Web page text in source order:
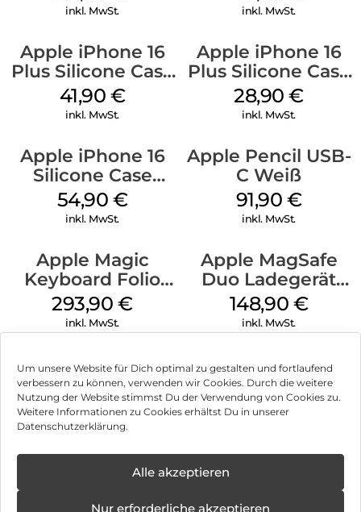
Um unsere Website für Dich optimal zu gestalten und fortlaufend
verbessern zu können, verwenden wir Cookies. Durch die weitere
Nutzung der Website stimmst Du der Verwendung von Cookies zu.
Weitere Informationen zu Cookies erhältst Du in unserer
Datenschutzerklärung.
Alle akzeptieren
Nur erforderliche akzeptieren
inkl. MwSt. inkl. MwSt.
Apple iPhone 16
Plus Silicone Case
MagSafe Stone
Gray
41,90 €
inkl. MwSt.
Apple iPhone 16
Plus Silicone Case
MagSafe Black
28,90€
inkl. MwSt.
Apple iPhone 16
Silicone Case
MagSafe Black
54,90 €
inkl. MwSt.
Apple Pencil USB-
C Weiß
91,90 €
inkl. MwSt.
Apple Magic
Keyboard Folio
iPad 10.9″ (10.Gen.)
Weiß
293,90€
inkl. MwSt.
Apple MagSafe
Duo Ladegerät
Weiß
148,90 €
inkl. MwSt.
Impressum